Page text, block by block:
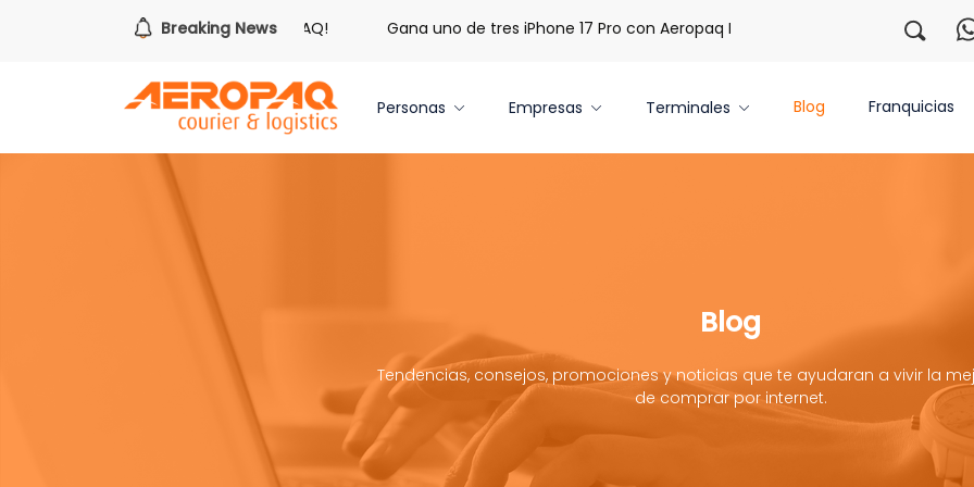
Breaking News
hora de redimir tus libras de Cash PAQ! Gana uno de tres iPhone 17 Pro con Aeropaq Prime ¡Regístrate con
Personas Empresas Terminales Blog Franquicias
Blog
Tendencias, consejos, promociones y noticias que te ayudaran a vivir la
de comprar por internet.